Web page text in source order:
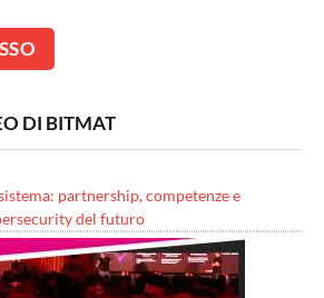
DI BITMAT
partnership, competenze e
del futuro